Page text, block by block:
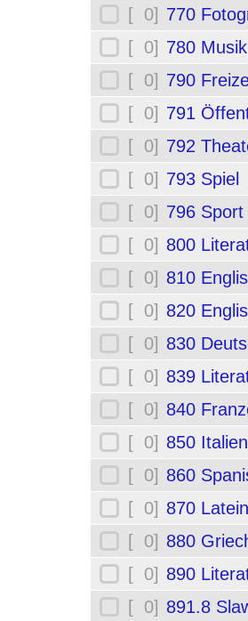
[ 0] 770
[ 0] 780 Musik
[ 0] 790
[ 0] 791
[ 0] 792
[ 0] 793 Spiel
[ 0] 796 Sport
[ 0] 800
[ 0] 810
[ 0] 820
[ 0] 830
[ 0] 839
[ 0] 840
[ 0] 850
[ 0] 860
[ 0] 870
[ 0] 880
[ 0] 890
[ 0] 891.8